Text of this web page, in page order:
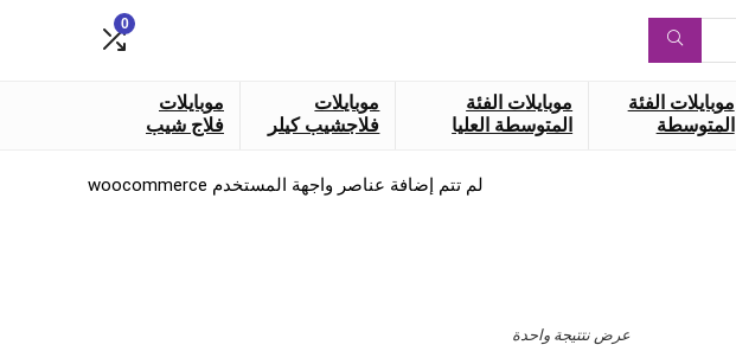
0
موبايلات الفئة
المتوسطة
موبايلات الفئة
المتوسطة العليا
موبايلات
فلاجشيب كيلر
موبايلات
فلاج شيب
عرض نتتيجة واحدة
لم تتم إضافة عناصر واجهة المستخدم woocommerce